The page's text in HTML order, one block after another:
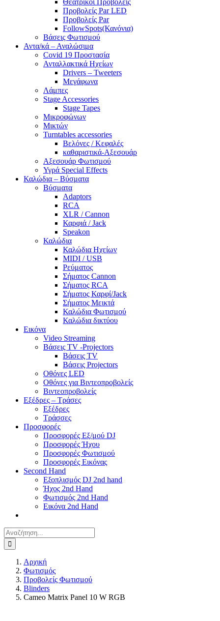
Θεατρικοί Προβολείς
Προβολείς Par LED
Προβολείς Par
FollowSpots(Κανόνια)
Βάσεις Φωτισμού
Αντα/κά – Αναλώσιμα
Covid 19 Προστασία
Ανταλλακτικά Ηχείων
Drivers – Tweeters
Μεγάφωνα
Λάμπες
Stage Accessories
Stage Tapes
Μικροφώνων
Μικτών
Turntables accessories
Βελόνες / Κεφαλές
καθαριστικά-Αξεσουάρ
Αξεσουάρ Φωτισμού
Υγρά Special Effects
Καλώδια – Βύσματα
Βύσματα
Adaptors
RCA
XLR / Cannon
Καρφιά / Jack
Speakon
Καλώδια
Καλώδια Ηχείων
MIDI / USB
Ρεύματος
Σήματος Cannon
Σήματος RCA
Σήματος Καρφί/Jack
Σήματος Μεικτά
Καλώδια Φωτισμού
Καλώδια δικτύου
Εικόνα
Video Streaming
Βάσεις TV -Projectors
Βάσεις TV
Βάσεις Projectors
Οθόνες LED
Οθόνες για Βιντεοπροβολείς
Βιντεοπροβολείς
Εξέδρες – Τράσες
Εξέδρες
Τράσσες
Προσφορές
Προσφορές Εξ/μού DJ
Προσφορές Ήχου
Προσφορές Φωτισμού
Προσφορές Εικόνας
Second Hand
Εξοπλισμός DJ 2nd hand
Ήχος 2nd Hand
Φωτισμός 2nd Hand
Εικόνα 2nd Hand
Αναζήτηση
για:
Αρχική
Φωτισμός
Προβολείς Φωτισμού
Blinders
Cameo Matrix Panel 10 W RGB